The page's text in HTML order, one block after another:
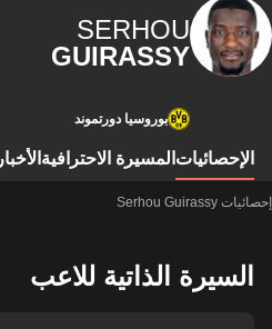
SERHOU
GUIRASSY
بوروسيا دورتموند
الإحصائيات المسيرة الاحترافية الأخبار
إحصائيات Serhou Guirassy
السيرة الذاتية للاعب